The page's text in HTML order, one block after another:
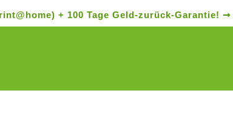
+ 100 Tage Geld-zurück-Garantie! ➞